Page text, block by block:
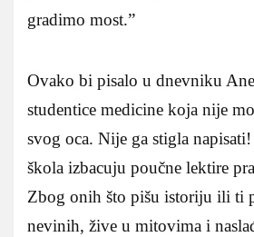
gradimo most.”
Ovako bi pisalo u dnevniku
studentice medicine koja nije
svog oca. Nije ga stigla
škola izbacuju poučne lektire
Zbog onih što pišu istoriju ili ti
nevinih, žive u mitovima i